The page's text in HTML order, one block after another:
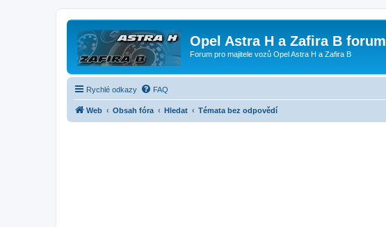
Opel Astra H a Zafira B forum
Forum pro majitele vozů Opel Astra H a Zafira B
Rychlé odkazy FAQ
Web Obsah fóra Hledat Témata bez odpovědí